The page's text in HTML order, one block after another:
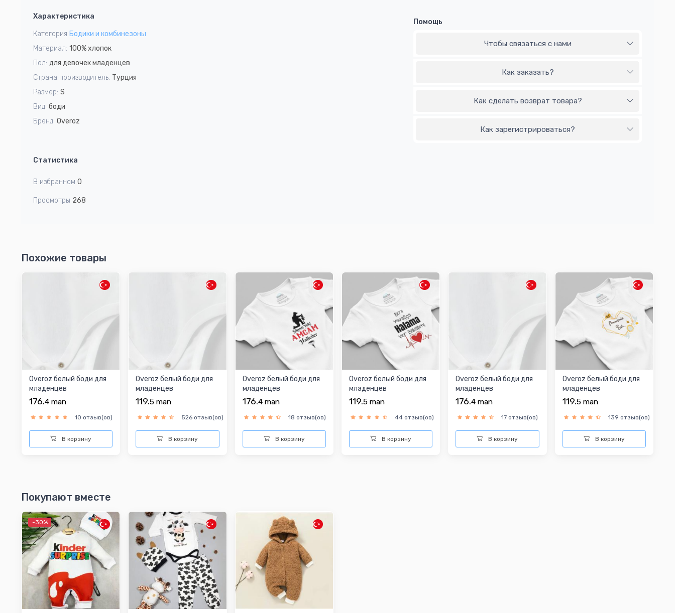
1
Характеристика
Категория Бодики и комбинезоны
Материал: 100% хлопок
Пол: для девочек младенцев
Страна производитель: Турция
Размер: S
Вид: боди
Бренд: Overoz
Статистика
В избранном 0
Просмотры 268
Помощь
Чтобы связаться с нами
Как заказать?
Как сделать возврат товара?
Как зарегистрироваться?
Похожие товары
Overoz белый боди для
младенцев
176.4 man
10 отзыв(ов)
В корзину
Overoz белый боди для
младенцев
119.5 man
526 отзыв(ов)
В корзину
Overoz белый боди для
младенцев
176.4 man
18 отзыв(ов)
В корзину
Overoz белый боди для
младенцев
119.5 man
44 отзыв(ов)
В корзину
Overoz белый боди для
младенцев
176.4 man
17 отзыв(ов)
В корзину
Overoz белый боди для
младенцев
119.5 man
139 отзыв(ов)
В корзину
Покупают вместе
-30%